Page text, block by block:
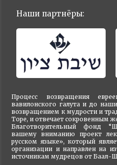
Процесс возвращения
вавилонского галута и до
возвращением к мудрости и
Торе, и отвечает сокровенным
Благотворительный фонд
вашему вниманию проект
русском языке», который
организации и направлен на
источникам мудрецов от
Наши партнёры: